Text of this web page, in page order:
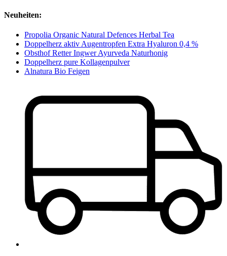
Neuheiten:
Propolia Organic Natural Defences Herbal Tea
Doppelherz aktiv Augentropfen Extra Hyaluron 0,4 %
Obsthof Retter Ingwer Ayurveda Naturhonig
Doppelherz pure Kollagenpulver
Alnatura Bio Feigen